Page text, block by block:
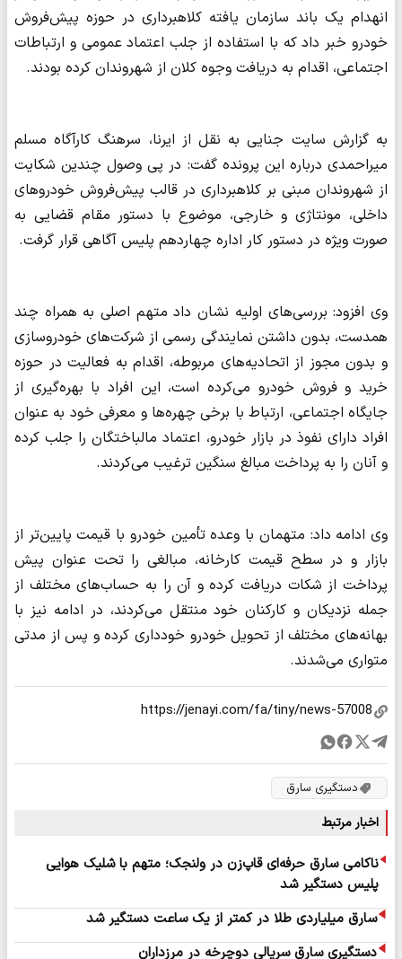
انهدام یک باند سازمان‌ یافته کلاهبرداری در حوزه پیش‌فروش
خودرو خبر داد که با استفاده از جلب اعتماد عمومی و ارتباطات
اجتماعی، اقدام به دریافت وجوه کلان از شهروندان کرده بودند.
به گزارش سایت جنایی به نقل از ایرنا، سرهنگ کارآگاه مسلم
میراحمدی درباره این پرونده گفت: در پی وصول چندین شکایت
از شهروندان مبنی بر کلاهبرداری در قالب پیش‌فروش خودروهای
داخلی، مونتاژی و خارجی، موضوع با دستور مقام قضایی به‌
صورت ویژه در دستور کار اداره چهاردهم پلیس آگاهی قرار گرفت.
وی افزود: بررسی‌های اولیه نشان داد متهم اصلی به همراه چند
همدست، بدون داشتن نمایندگی رسمی از شرکت‌های خودروسازی
و بدون مجوز از اتحادیه‌های مربوطه، اقدام به فعالیت در حوزه
خرید و فروش خودرو می‌کرده است، این افراد با بهره‌گیری از
جایگاه اجتماعی، ارتباط با برخی چهره‌ها و معرفی خود به عنوان
افراد دارای نفوذ در بازار خودرو، اعتماد مالباختگان را جلب کرده
و آنان را به پرداخت مبالغ سنگین ترغیب می‌کردند.
وی ادامه داد: متهمان با وعده تأمین خودرو با قیمت پایین‌تر از
بازار و در سطح قیمت کارخانه، مبالغی را تحت عنوان پیش‌
پرداخت از شکات دریافت کرده و آن را به حساب‌های مختلف از
جمله نزدیکان و کارکنان خود منتقل می‌کردند، در ادامه نیز با
بهانه‌های مختلف از تحویل خودرو خودداری کرده و پس از مدتی
متواری می‌شدند.
دستگیری سارق
اخبار مرتبط
ناکامی سارق حرفه‌ای قاپ‌زن در ولنجک؛ متهم با شلیک هوایی
پلیس دستگیر شد
سارق میلیاردی طلا در کمتر از یک ساعت دستگیر شد
دستگیری سارق سریالی دوچرخه در مرزداران